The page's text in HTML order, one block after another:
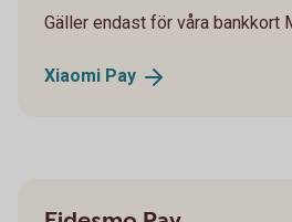
Gäller endast för våra bankkort
Xiaomi Pay